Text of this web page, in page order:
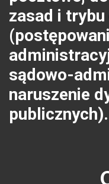
zasad i
sądowo-
naruszenie
publicznych).